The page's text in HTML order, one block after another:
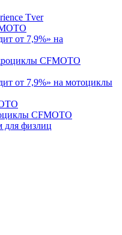
Tver
от 7,9%» на
CFMOTO
от 7,9%» на мотоциклы
CFMOTO
для физлиц